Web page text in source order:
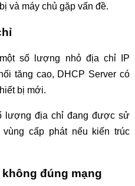
và máy chủ gặp vấn đề.
số lượng nhỏ địa chỉ IP
tăng cao, DHCP Server có
bị mới.
lượng địa chỉ đang được sử
cấp phát nếu kiến trúc
đúng mạng